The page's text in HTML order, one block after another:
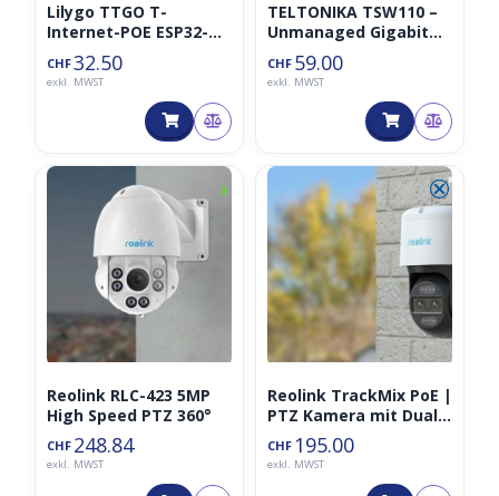
Lilygo TTGO T-
Internet-POE ESP32-
WROOM mit LAN
Adapter
Developmentmodul
CHF32.50
exkl. MWST
TELTONIKA TSW110 –
Unmanaged Gigabit
Switch 5 Ports
CHF 59.00
exkl. MWST
◑
Reolink RLC-423 5MP
High Speed PTZ 360°
CHF 248.84
exkl. MWST
⮿
Reolink TrackMix PoE |
PTZ Kamera mit Dual
Tracking 4K
CHF 195.00
exkl. MWST